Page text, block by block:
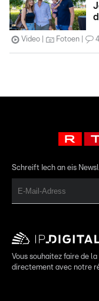
Video Fotoen 4
Schreift Iech an eis
Vous souhaitez faire de
directement avec notre